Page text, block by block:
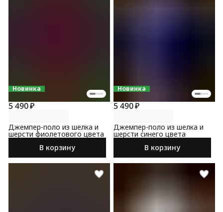
Новинка
5 490 ₽
Джемпер-поло из шелка и
шерсти фиолетового цвета
В корзину
Новинка
5 490 ₽
Джемпер-поло из шелка и
шерсти синего цвета
В корзину